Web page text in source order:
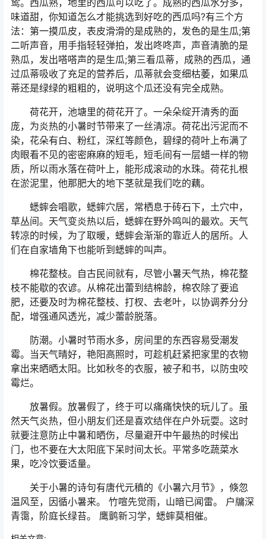
鸷。西瓜熟，地里的西瓜可以吃了。成熟的西瓜水分多，
味道甜，你知道怎么才能挑选到好吃的西瓜吗?有三个方
法：第一摸瓜皮，表皮滑滑的是成熟的，发色的是生瓜;第
二听声音，用手指轻轻弹拍，发出咚咚声，声音清脆的是
熟瓜，发出嗒嗒声的是生瓜;第三看瓜蒂，成熟的西瓜，通
过瓜蒂吸收了充足的营养后，瓜蒂就会变细枯萎，如果瓜
蒂还是绿绿的粗粗的，说明这个瓜还没有完全成熟。
荷花开，池塘里的荷花开了。一朵朵绽开清秀的面
庞，为炎热的小暑时节带来了一丝清凉。荷花出污泥而不
染，花朵有白、粉红，深红等颜色，碧绿的荷叶上布满了
肉眼看不见的密密麻麻的短毛，短毛间有一层蜡一样的物
质，所以雨水落在荷叶上，能形成滚动的水珠。荷花扎根
在淤泥里，他那肥大的地下茎就是我们吃的藕。
蟋蟀会唱歌，蟋蟀穴居，常栖息于砖石下，土穴中，
草丛间。天气变炎热以后，蟋蟀在野外鸣叫的最欢。天气
转凉的时候，为了取暖，蟋蟀会渐渐的靠近人的居所。人
们在自家墙角下也能听到蟋蟀的叫声。
棉花整枝。自古民间就有，尽管小暑天气热，棉花整
枝不能歇的农谚。从棉花出蕾到结棉龄，棉农除了要追
肥，还要及时为棉花整枝、打杈、去老叶，以协调养分分
配，增强通风透光，减少蕾龄脱落。
防潮。小暑时节雨水多，房间里的东西容易受潮发
霉。当天气晴好，艳阳高照时，可趁机赶紧把家里的衣物
拿出来晒晒太阳。比如秋冬的衣服，被子和书，以防虫咬
霉烂。
放暑假。放暑假了，终于可以痛痛快快的玩儿了。虽
然天气炎热，但小朋友们还是喜欢结伴在户外玩耍。这时
就要注意防止中暑和晒伤，尽量避开中午最热的时候出
门，也不要在大太阳底下呆时间太长。平常多吃蔬菜水
果，吃冷饮要适量。
关于小暑的诗句有唐代元稹的《小暑六月节》，倏忽
温风至，因循小暑来。 竹喧先觉雨，山暗已闻雷。 户牖深
青霭，阶庭长绿苔。 鹰鹯新习学，蟋蟀莫相催。